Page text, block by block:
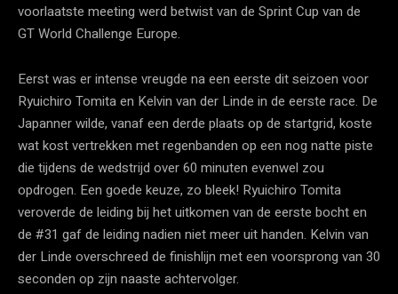
voorlaatste meeting werd betwist van de Sprint Cup van de
GT World Challenge Europe.
Eerst was er intense vreugde na een eerste dit seizoen voor
Ryuichiro Tomita en Kelvin van der Linde in de eerste race. De
Japanner wilde, vanaf een derde plaats op de startgrid, koste
wat kost vertrekken met regenbanden op een nog natte piste
die tijdens de wedstrijd over 60 minuten evenwel zou
opdrogen. Een goede keuze, zo bleek! Ryuichiro Tomita
veroverde de leiding bij het uitkomen van de eerste bocht en
de #31 gaf de leiding nadien niet meer uit handen. Kelvin van
der Linde overschreed de finishlijn met een voorsprong van 30
seconden op zijn naaste achtervolger.